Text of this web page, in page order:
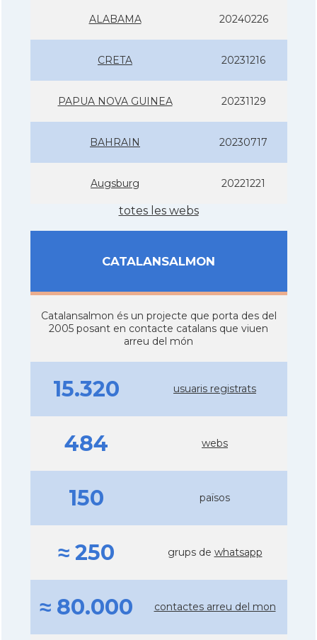
ALABAMA 20240226
CRETA 20231216
PAPUA NOVA GUINEA 20231129
BAHRAIN 20230717
Augsburg 20221221
totes les webs
CATALANSALMON
Catalansalmon és un projecte que porta des del
2005 posant en contacte catalans que viuen
arreu del món
15.320 usuaris registrats
484 webs
150 països
≈ 250 grups de whatsapp
≈ 80.000 contactes arreu del mon